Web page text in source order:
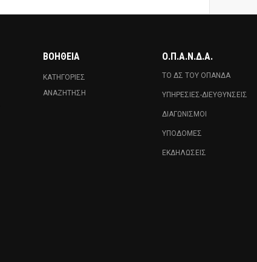
ΒΟΉΘΕΙΑ
ΚΑΤΗΓΟΡΊΕΣ
ΑΝΑΖΉΤΗΣΗ
Ο.Π.Α.Ν.Δ.Α.
ΤΟ ΔΣ ΤΟΥ ΟΠΑΝΔΑ
ΥΠΗΡΕΣΊΕΣ-ΔΙΕΥΘΎΝΣΕΙΣ
ΔΙΑΓΩΝΙΣΜΟΊ
ΥΠΟΔΟΜΈΣ
ΕΚΔΗΛΏΣΕΙΣ